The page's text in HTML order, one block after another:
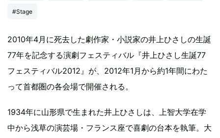
#Stage
2010年4月に死去した劇作家・小説家の井上ひさしの生誕
77年を記念する演劇フェスティバル『井上ひさし生誕77
フェスティバル2012』が、2012年1月から約1年間にわた
って首都圏の各会場で開催される。
1934年に山形県で生まれた井上ひさしは、上智大学在学
中から浅草の演芸場・フランス座で喜劇の台本を執筆。大